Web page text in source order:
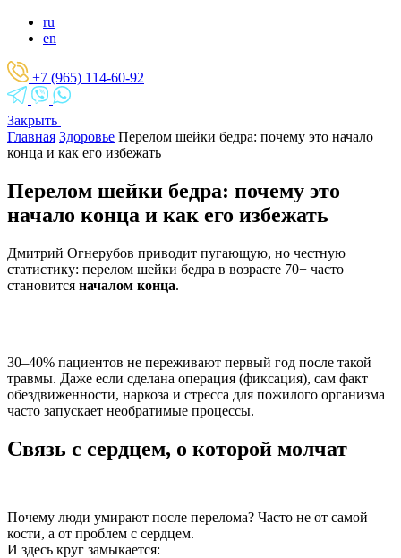
ru
en
+7 (965) 114-60-92
Закрыть
Главная Здоровье Перелом шейки бедра: почему это начало
конца и как его избежать
Перелом шейки бедра: почему это
начало конца и как его избежать
Дмитрий Огнерубов приводит пугающую, но честную
статистику: перелом шейки бедра в возрасте 70+ часто
становится началом конца.​
30–40% пациентов не переживают первый год после такой
травмы. Даже если сделана операция (фиксация), сам факт
обездвиженности, наркоза и стресса для пожилого организма
часто запускает необратимые процессы.
Связь с сердцем, о которой молчат
Почему люди умирают после перелома? Часто не от самой
кости, а от проблем с сердцем.
И здесь круг замыкается: